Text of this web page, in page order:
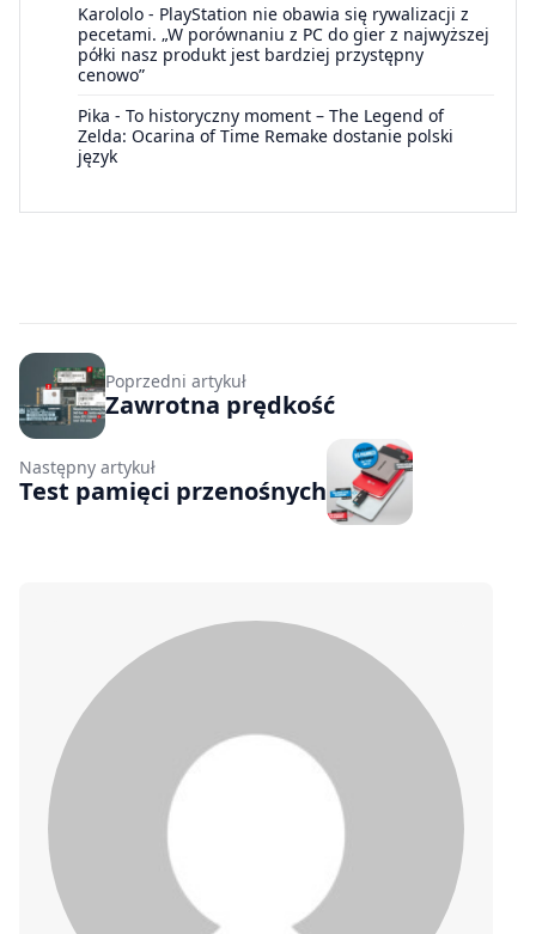
Karololo - PlayStation nie obawia się rywalizacji z
pecetami. „W porównaniu z PC do gier z najwyższej
półki nasz produkt jest bardziej przystępny
cenowo”
Pika - To historyczny moment – The Legend of
Zelda: Ocarina of Time Remake dostanie polski
język
Poprzedni artykuł
Zawrotna prędkość
Następny artykuł
Test pamięci przenośnych